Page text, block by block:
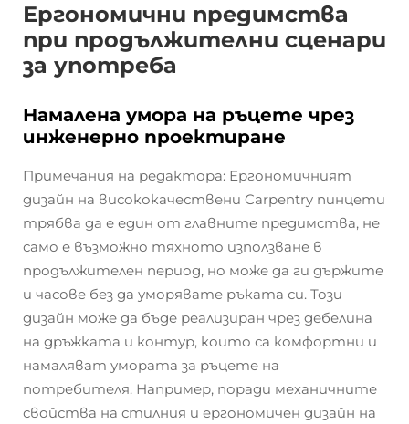
Ергономични предимства
при продължителни сценари
за употреба
Намалена умора на ръцете чрез
инженерно проектиране
Примечания на редактора: Ергономичният
дизайн на висококачествени Carpentry пинцети
трябва да е един от главните предимства, не
само е възможно тяхното използване в
продължителен период, но може да ги държите
и часове без да уморявате ръката си. Този
дизайн може да бъде реализиран чрез дебелина
на дръжката и контур, които са комфортни и
намаляват умората за ръцете на
потребителя. Например, поради механичните
свойства на стилния и ергономичен дизайн на